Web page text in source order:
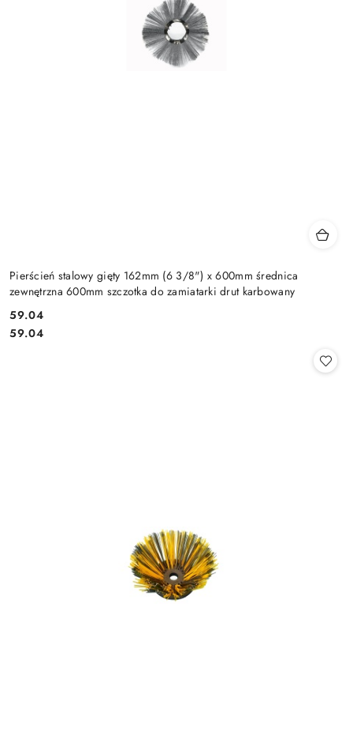
Pierścień stalowy gięty 162mm (6 3/8") x 600mm średnica
zewnętrzna 600mm szczotka do zamiatarki drut karbowany
Cena:
59.04
Cena:
59.04